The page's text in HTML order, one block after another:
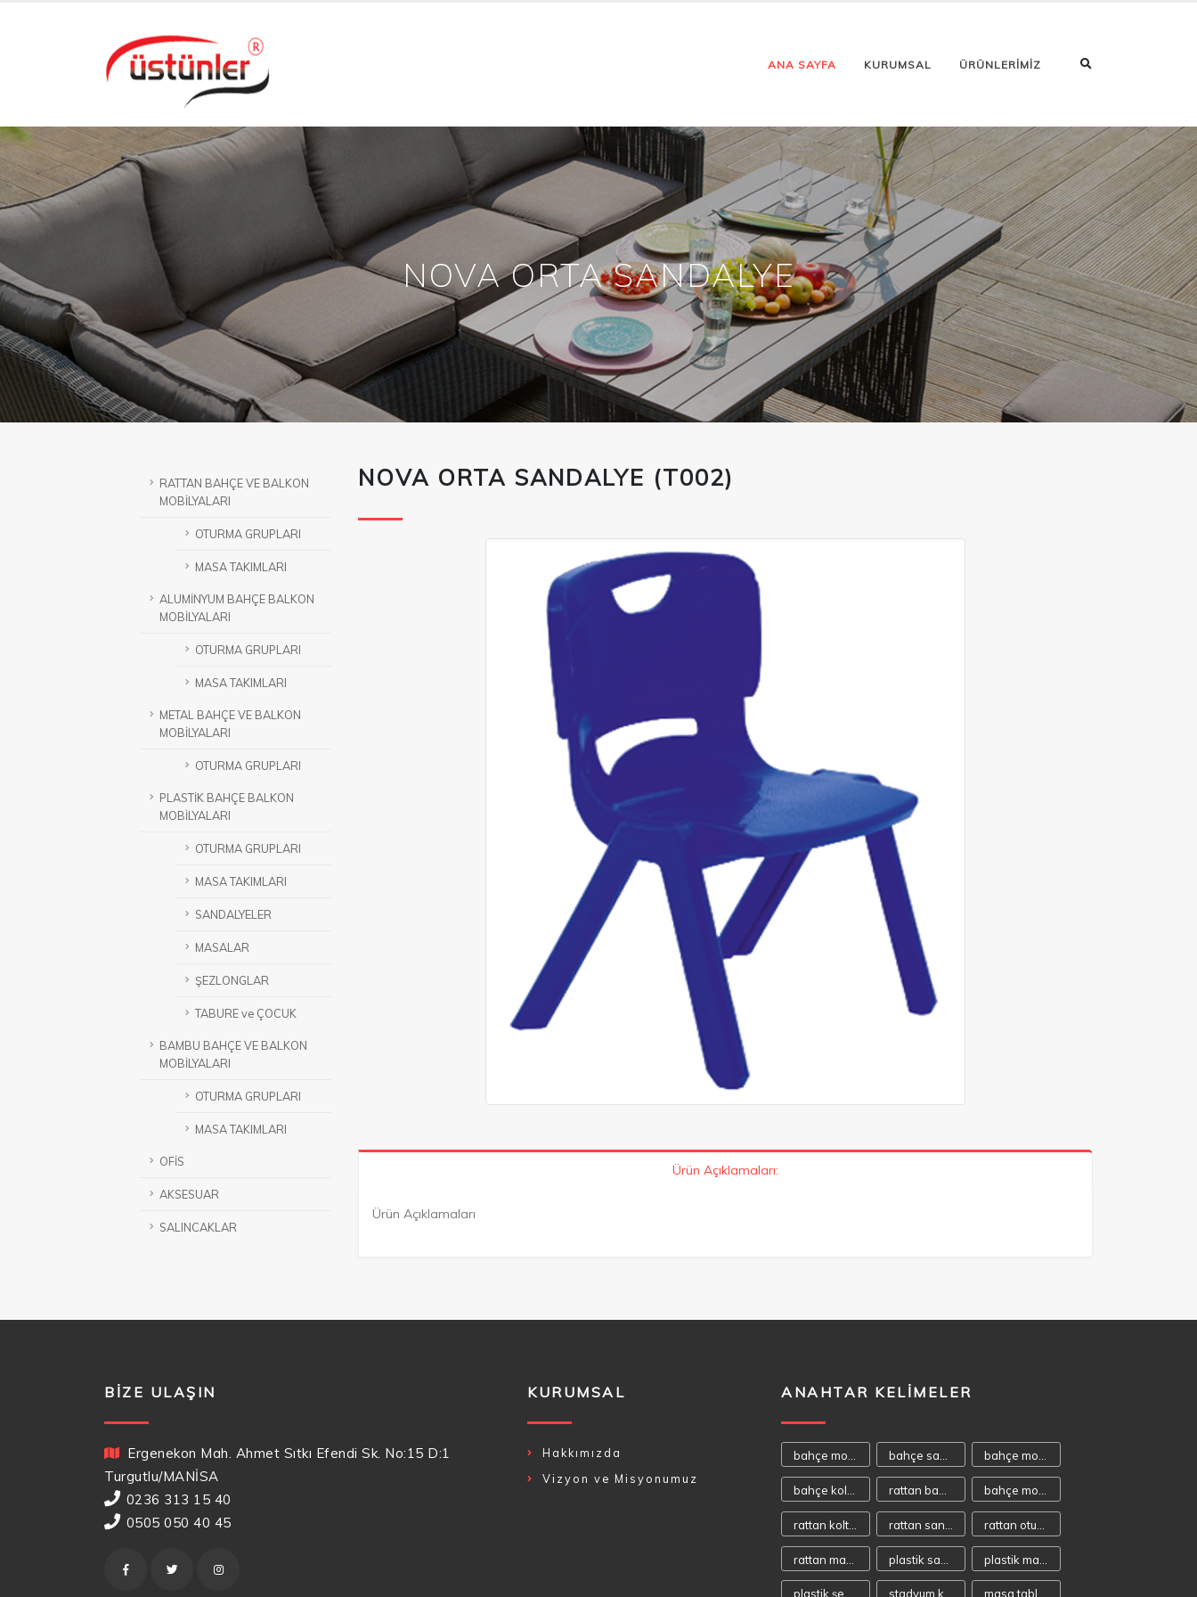
ANA SAYFA KURUMSAL ÜRÜNLERİMİZ
NOVA ORTA SANDALYE
RATTAN BAHÇE VE BALKON
MOBİLYALARI
OTURMA GRUPLARI
MASA TAKIMLARI
ALUMİNYUM BAHÇE BALKON
MOBİLYALARI
OTURMA GRUPLARI
MASA TAKIMLARI
METAL BAHÇE VE BALKON
MOBİLYALARI
OTURMA GRUPLARI
PLASTİK BAHÇE BALKON
MOBİLYALARI
OTURMA GRUPLARI
MASA TAKIMLARI
SANDALYELER
MASALAR
ŞEZLONGLAR
TABURE ve ÇOCUK
BAMBU BAHÇE VE BALKON
MOBİLYALARI
OTURMA GRUPLARI
MASA TAKIMLARI
OFİS
AKSESUAR
SALINCAKLAR
NOVA ORTA SANDALYE (T002)
Ürün Açıklamaları:
Ürün Açıklamaları
BIZE ULAŞIN
Ergenekon Mah. Ahmet Sıtkı Efendi Sk. No:15 D:1
Turgutlu/MANİSA
0236 313 15 40
0505 050 40 45
KURUMSAL
Hakkımızda
Vizyon ve Misyonumuz
ANAHTAR KELIMELER
bahçe mobilyası bahçe sandalyeleri bahçe mobilyaları